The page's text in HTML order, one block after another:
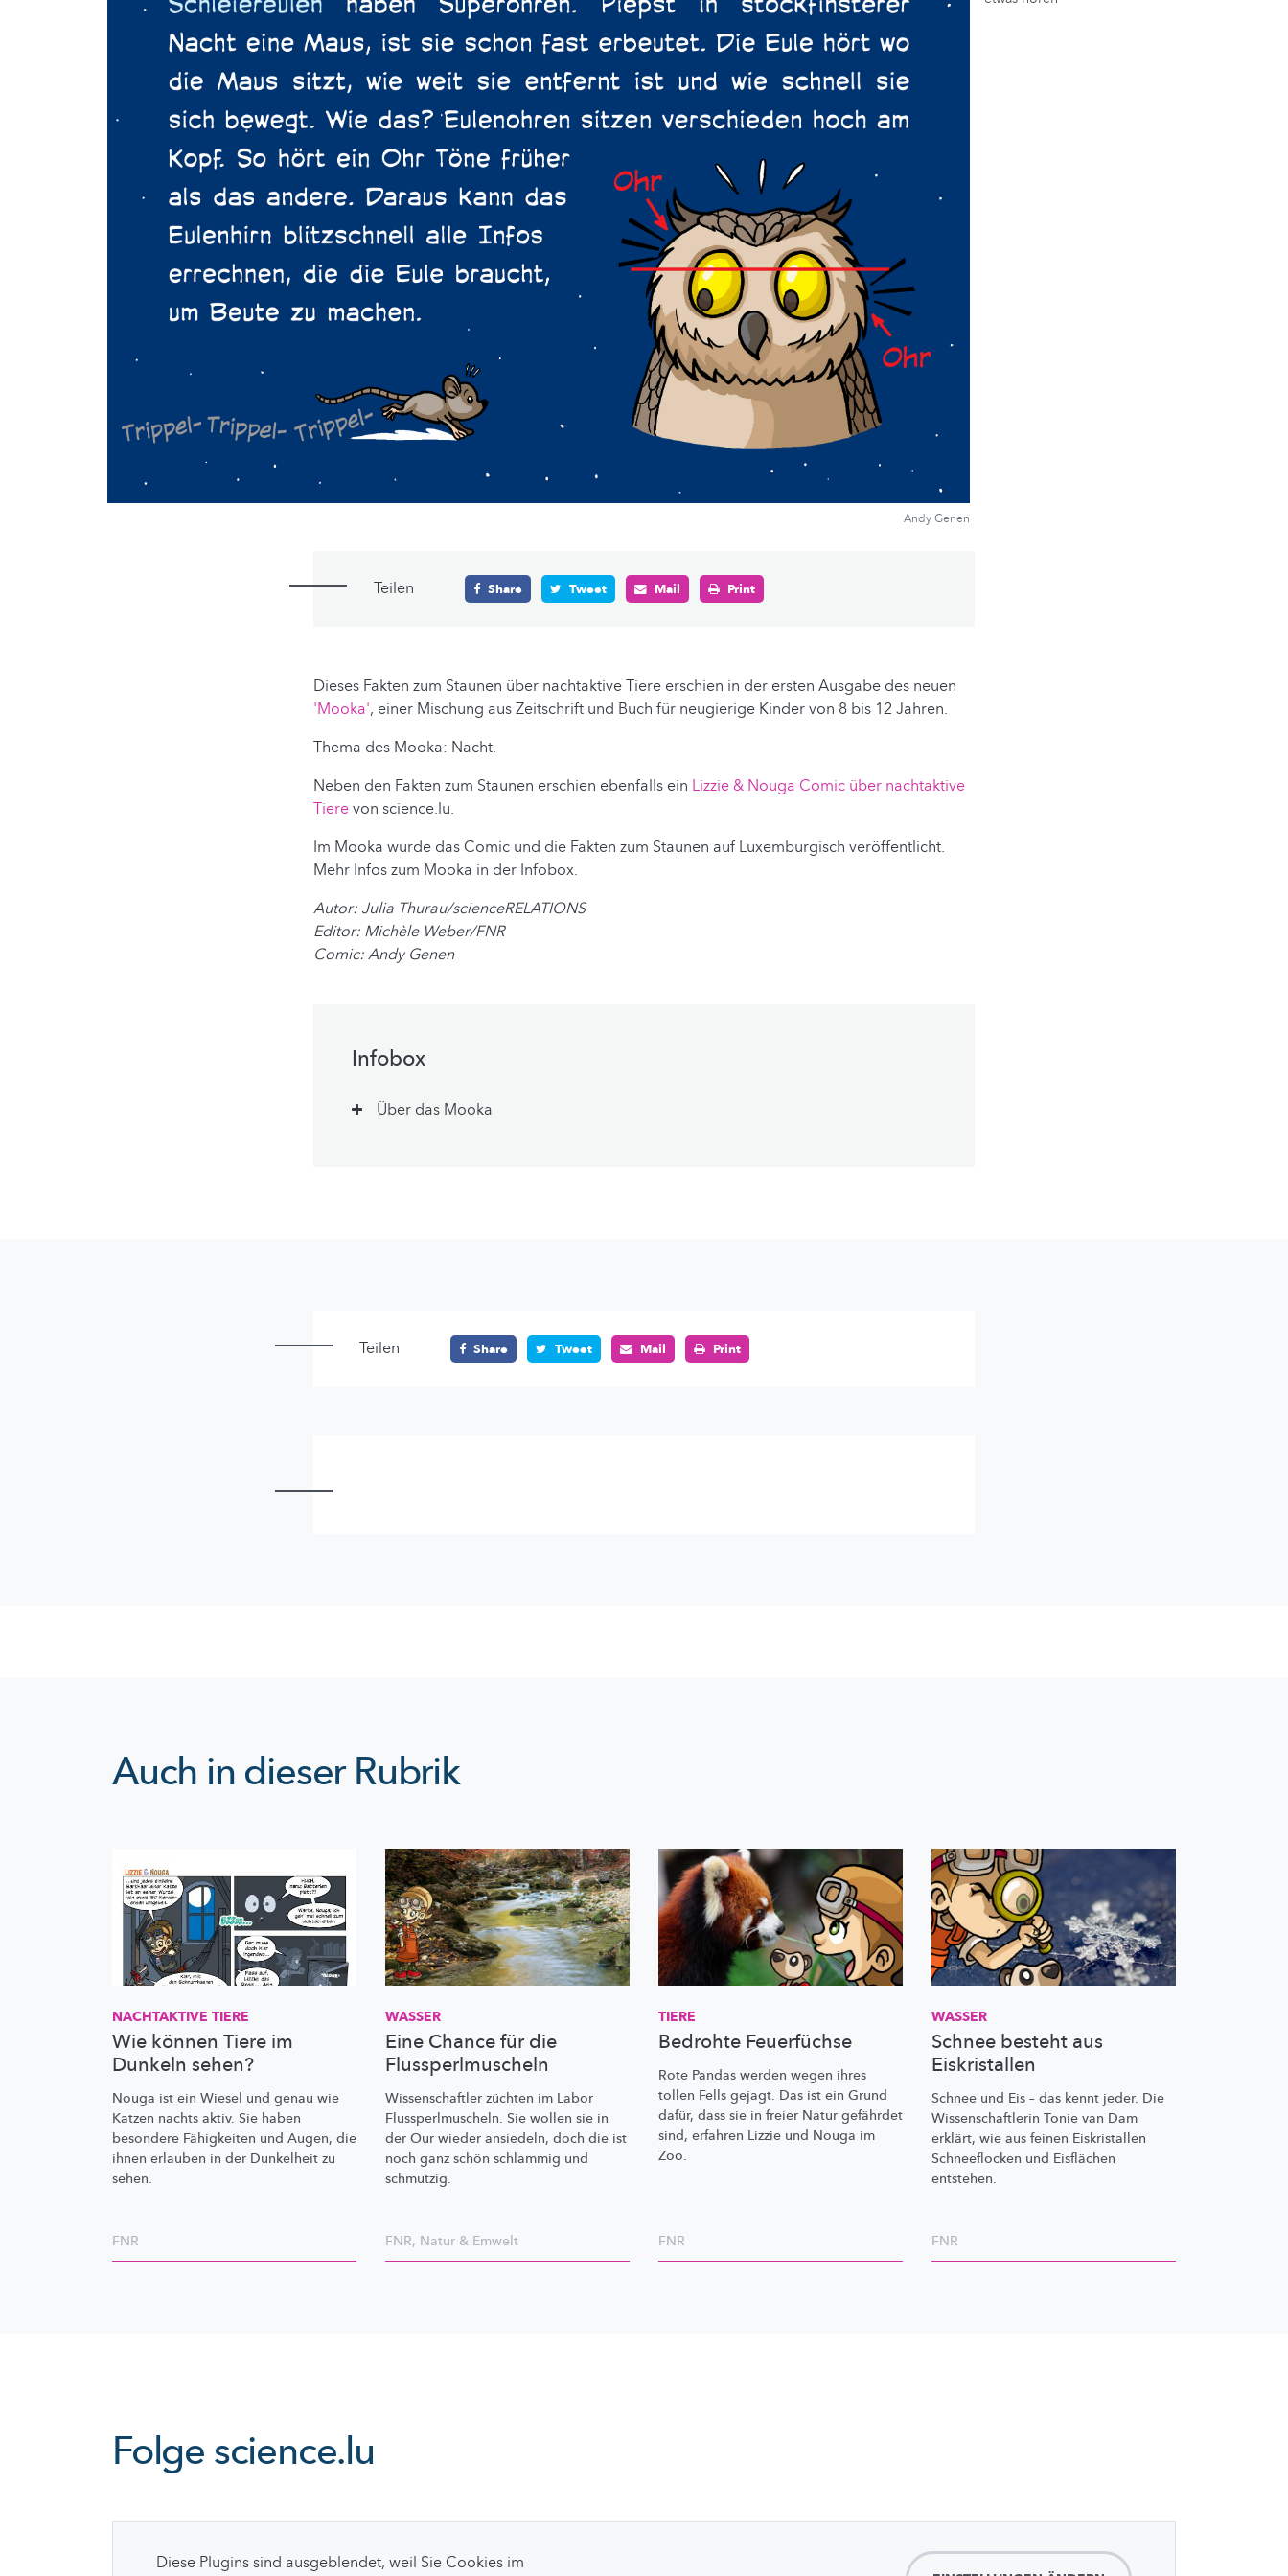
Andy Genen
Andy Genen
Andy Genen
Andy Genen
Andy Genen
Andy Genen
Andy Genen
Teilen Share Tweet Mail Print
Dieses Fakten zum Staunen über nachtaktive Tiere erschien in der ersten Ausgabe des neuen
'Mooka', einer Mischung aus Zeitschrift und Buch für neugierige Kinder von 8 bis 12 Jahren.
Thema des Mooka: Nacht.
Neben den Fakten zum Staunen erschien ebenfalls ein Lizzie & Nouga Comic über nachtaktive
Tierevon science.lu.
Im Mooka wurde das Comic und die Fakten zum Staunen auf Luxemburgisch veröffentlicht.
Mehr Infos zum Mooka in der Infobox.
Autor: Julia Thurau/scienceRELATIONS
Editor: Michèle Weber/FNR
Comic: Andy Genen
Infobox
Über das Mooka
Teilen Share Tweet Mail Print
Auch in dieser Rubrik
NACHTAKTIVE TIERE
Wie können Tiere im
Dunkeln sehen?
Nouga ist ein Wiesel und genau wie
Katzen nachts aktiv. Sie haben
besondere Fähigkeiten und Augen, die
ihnen erlauben in der Dunkelheit zu
sehen.
FNR
WASSER
Eine Chance für die
Flussperlmuscheln
Wissenschaftler züchten im Labor
Flussperlmuscheln. Sie wollen sie in
der Our wieder ansiedeln, doch die ist
noch ganz schön schlammig und
schmutzig.
FNR, Natur & Emwelt
TIERE
Bedrohte Feuerfüchse
Rote Pandas werden wegen ihres
tollen Fells gejagt. Das ist ein Grund
dafür, dass sie in freier Natur gefährdet
sind, erfahren Lizzie und Nouga im
Zoo.
FNR
WASSER
Schnee besteht aus
Eiskristallen
Schnee und Eis – das kennt jeder. Die
Wissenschaftlerin Tonie van Dam
erklärt, wie aus feinen Eiskristallen
Schneeflocken und Eisflächen
entstehen.
FNR
Folge science.lu
Diese Plugins sind ausgeblendet, weil Sie Cookies im